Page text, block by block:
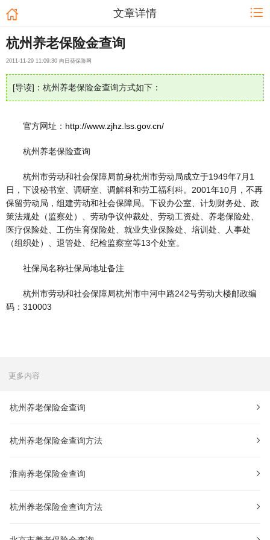
文章详情
杭州养老保险金查询
2011-11-29 11:09:30 向日葵保险网
[导读]：杭州养老保险金查询方式如下：
官方网址： http://www.zjhz.lss.gov.cn/
杭州养老保险查询
杭州市劳动和社会保障局前身杭州市劳动局成立于1949年7月1
日，下设秘书室、调研室、调解科和劳工福利科。2001年10月，不再
保留劳动局，组建劳动和社会保障局。下设办公室、计划财务处、政
策法规处（监察处）、劳动争议仲裁处、劳动工资处、养老保险处、
医疗保险处、工伤生育保险处、就业失业保险处、培训处、人事处
（组织处）、退管处、纪检监察室等13个处室。
社保局名称社保局地址备注
杭州市劳动和社会保障局杭州市中河中路242号劳动大楼邮政编
码：310003
更多内容
杭州养老保险金查询
杭州养老保险金查询方法
淮南养老保险金查询
杭州养老保险金查询方法